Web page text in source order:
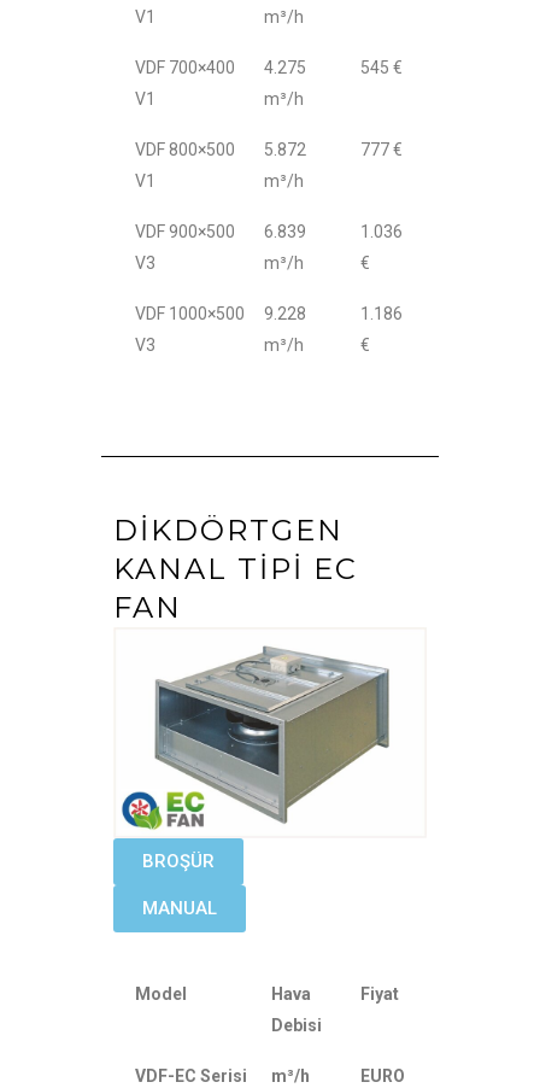
V1
m³/h
VDF 700×400
V1
4.275
m³/h
545 €
VDF 800×500
V1
5.872
m³/h
777 €
VDF 900×500
V3
6.839
m³/h
1.036
€
VDF 1000×500
V3
9.228
m³/h
1.186
€
DIKDÖRTGEN
KANAL TIPI EC
FAN
BROŞÜR
MANUAL
Model
Hava
Debisi
Fiyat
VDF-EC Serisi m³/h EURO